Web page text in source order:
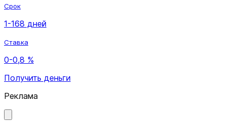
Срок
1-168 дней
Ставка
0-0,8 %
Получить деньги
Реклама